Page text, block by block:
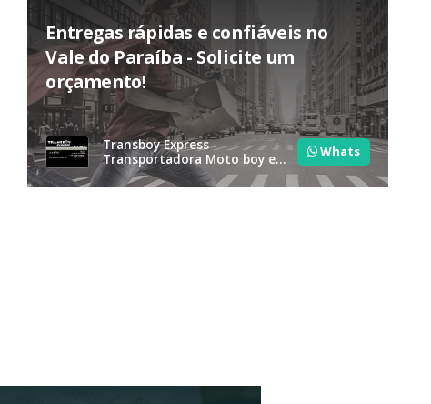
Entregas rápidas e confiáveis no
Vale do Paraíba - Solicite um
orçamento!
Transboy Express -
Transportadora Moto boy e
utilitário
Whats